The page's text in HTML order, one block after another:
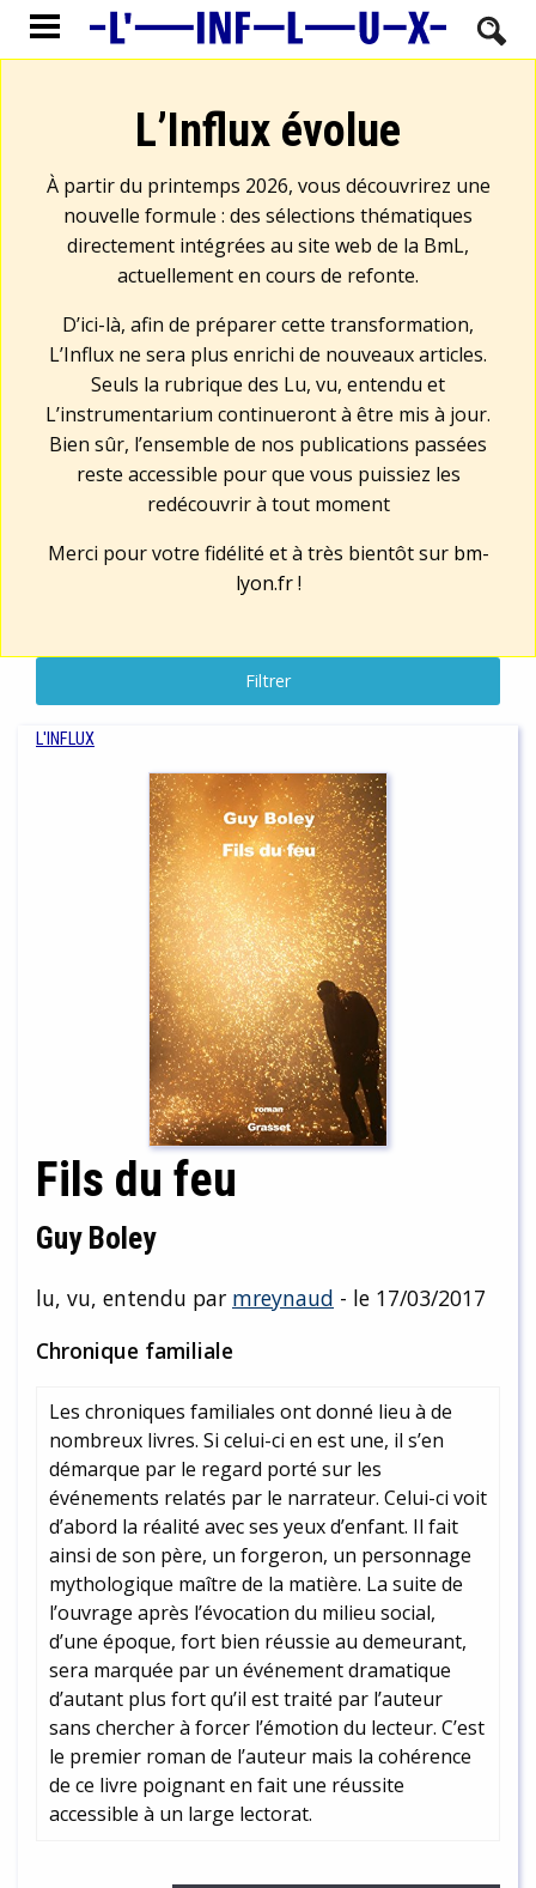
L’Influx évolue
À partir du printemps 2026, vous découvrirez une
nouvelle formule : des sélections thématiques
directement intégrées au site web de la BmL,
actuellement en cours de refonte.
D’ici-là, afin de préparer cette transformation,
L’Influx ne sera plus enrichi de nouveaux articles.
Seuls la rubrique des Lu, vu, entendu et
L’instrumentarium continueront à être mis à jour.
Bien sûr, l’ensemble de nos publications passées
reste accessible pour que vous puissiez les
redécouvrir à tout moment
Merci pour votre fidélité et à très bientôt sur bm-
lyon.fr!
Filtrer
L'INFLUX
Fils du feu
Guy Boley
lu, vu, entendu par mreynaud - le 17/03/2017
Chronique familiale
Les chroniques familiales ont donné lieu à de
nombreux livres. Si celui-ci en est une, il s’en
démarque par le regard porté sur les
événements relatés par le narrateur. Celui-ci voit
d’abord la réalité avec ses yeux d’enfant. Il fait
ainsi de son père, un forgeron, un personnage
mythologique maître de la matière. La suite de
l’ouvrage après l’évocation du milieu social,
d’une époque, fort bien réussie au demeurant,
sera marquée par un événement dramatique
d’autant plus fort qu’il est traité par l’auteur
sans chercher à forcer l’émotion du lecteur. C’est
le premier roman de l’auteur mais la cohérence
de ce livre poignant en fait une réussite
accessible à un large lectorat.